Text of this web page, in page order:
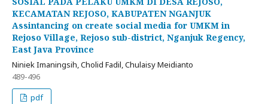
KECAMATAN REJOSO, KABUPATEN NGANJUK
Assintancing on create social media for UMKM in
Rejoso Village, Rejoso sub-district, Nganjuk Regency,
East Java Province
Niniek Imaningsih, Cholid Fadil, Chulaisy Meidianto
489-496
pdf